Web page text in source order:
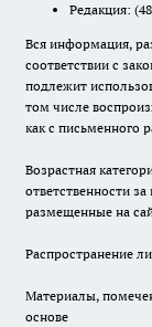
Редакция:
Вся информация,
соответствии с
подлежит
том числе
как с письменного
Возрастная
ответственности
размещенные на
Распространение
Материалы,
основе